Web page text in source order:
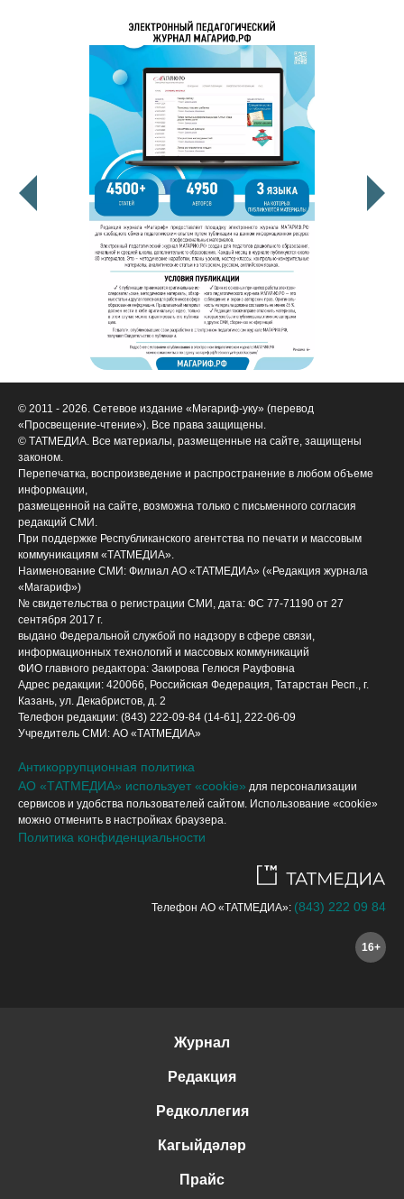
© 2011 - 2026. Сетевое издание «Мәгариф-уку» (перевод
«Просвещение-чтение»). Все права защищены.
© ТАТМЕДИА. Все материалы, размещенные на сайте, защищены
законом.
Перепечатка, воспроизведение и распространение в любом объеме
информации,
размещенной на сайте, возможна только с письменного согласия
редакций СМИ.
При поддержке Республиканского агентства по печати и массовым
коммуникациям «ТАТМЕДИА».
Наименование СМИ: Филиал АО «ТАТМЕДИА» («Редакция журнала
«Магариф»)
№ свидетельства о регистрации СМИ, дата: ФС 77-71190 от 27
сентября 2017 г.
выдано Федеральной службой по надзору в сфере связи,
информационных технологий и массовых коммуникаций
ФИО главного редактора: Закирова Гелюся Рауфовна
Адрес редакции: 420066, Российская Федерация, Татарстан Респ., г.
Казань, ул. Декабристов, д. 2
Телефон редакции: (843) 222-09-84 (14-61], 222-06-09
Учредитель СМИ: АО «ТАТМЕДИА»
Антикоррупционная политика
АО «ТАТМЕДИА» использует «cookie» для персонализации
сервисов и удобства пользователей сайтом. Использование «cookie»
можно отменить в настройках браузера.
Политика конфиденциальности
Телефон АО «ТАТМЕДИА»: (843) 222 09 84
16+
Журнал
Редакция
Редколлегия
Кагыйдәләр
Прайс